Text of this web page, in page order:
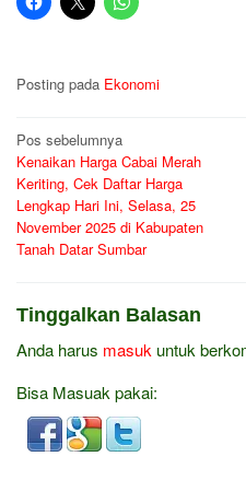
Posting pada Ekonomi
Navigasi
pos
Pos sebelumnya
Kenaikan Harga Cabai Merah
Keriting, Cek Daftar Harga
Lengkap Hari Ini, Selasa, 25
November 2025 di Kabupaten
Tanah Datar Sumbar
Tinggalkan Balasan
Anda harus masuk untuk
Bisa Masuak pakai: